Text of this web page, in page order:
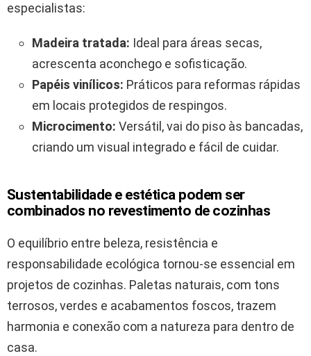
especialistas:
Madeira tratada: Ideal para áreas secas,
acrescenta aconchego e sofisticação.
Papéis vinílicos: Práticos para reformas rápidas
em locais protegidos de respingos.
Microcimento: Versátil, vai do piso às bancadas,
criando um visual integrado e fácil de cuidar.
Sustentabilidade e estética podem ser
combinados no revestimento de cozinhas
O equilíbrio entre beleza, resistência e
responsabilidade ecológica tornou-se essencial em
projetos de cozinhas. Paletas naturais, com tons
terrosos, verdes e acabamentos foscos, trazem
harmonia e conexão com a natureza para dentro de
casa.